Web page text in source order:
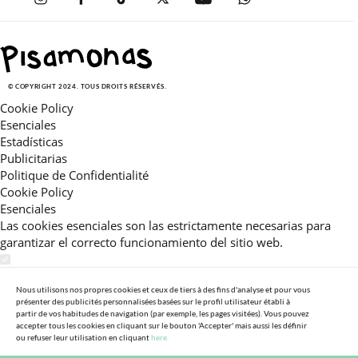
© COPYRIGHT 2024. TOUS DROITS RÉSERVÉS.
Cookie Policy
Esenciales
Estadísticas
Publicitarias
Politique de Confidentialité
Cookie Policy
Esenciales
Las cookies esenciales son las estrictamente necesarias para
garantizar el correcto funcionamiento del sitio web.
Estas cookies nos permiten ofrecerle una experiencia en el sitio
adaptada a su navegación (recomendaciones de producto
personalizadas, énfasis en categorías frecuentemente
consultadas, etc).Al activar esta cookie, nos ayuda a mejorar aún
Nous utilisons nos propres cookies et ceux de tiers à des fins d'analyse et pour vous
présenter des publicités personnalisées basées sur le profil utilisateur établi à
partir de vos habitudes de navigation (par exemple, les pages visitées). Vous pouvez
accepter tous les cookies en cliquant sur le bouton 'Accepter' mais aussi les définir
ou refuser leur utilisation en cliquanthere.